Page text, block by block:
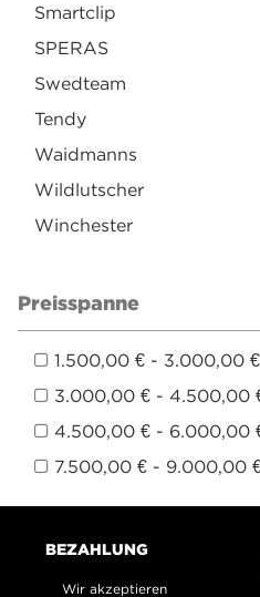
Smartclip
SPERAS
Swedteam
Tendy
Waidmanns
Wildlutscher
Winchester
Preisspanne
1.500,00 € - 3.000,00 €
3.000,00 € - 4.500,00
4.500,00 € - 6.000,00
7.500,00 € - 9.000,00
BEZAHLUNG
Wir akzeptieren